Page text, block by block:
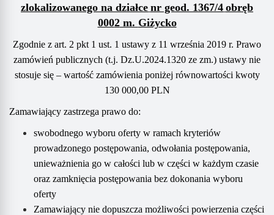
zlokalizowanego na działce nr geod. 1367/4 obręb
0002m. Giżycko
Zgodnie z art. 2 pkt 1 ust. 1 ustawy z 11 września 2019 r. Prawo
zamówień publicznych (t.j. Dz.U.2024.1320 ze zm.) ustawy nie
stosuje się – wartość zamówienia poniżej równowartości kwoty
130 000,00 PLN
Zamawiający zastrzega prawo do:
swobodnego wyboru oferty w ramach kryteriów
prowadzonego postępowania, odwołania postępowania,
unieważnienia go w całości lub w części w każdym czasie
oraz zamknięcia postępowania bez dokonania wyboru
oferty
Zamawiający nie dopuszcza możliwości powierzenia części